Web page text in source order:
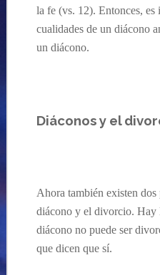
la fe (vs. 12). Entonces, es
cualidades de un diácono
un diácono.
Diáconos y el
Ahora también existen dos
diáconoy el divorcio. Hay
diácono no puede ser
que dicen que sí.